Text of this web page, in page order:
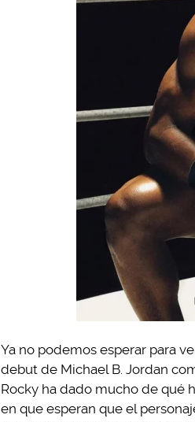
Ya no podemos esperar para
debut de Michael B. Jordan
Rocky ha dado mucho de qué
en que esperan que el